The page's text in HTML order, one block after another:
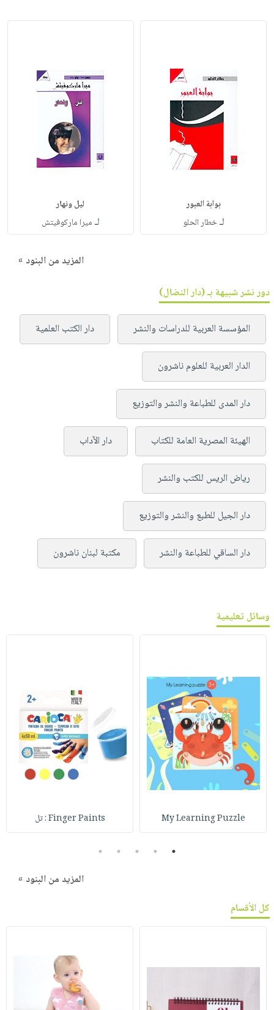
بوابة العبور
لـخطار الحلو
ليل ونهار
لـ ميرا ماركوفيتش
المزيد من البنود »
دور نشر شبيهة بـ (دار النضال)
المؤسسة العربية للدراسات والنشر دار الكتب العلمية
الدار العربية للعلوم ناشرون
دار المدى للطباعة والنشر والتوزيع
الهيئة المصرية العامة للكتاب دار الآداب
رياض الريس للكتب والنشر
دار الجيل للطبع والنشر والتوزيع
دار الساقي للطباعة والنشر مكتبة لبنان ناشرون
وسائل تعليمية
My Learning Puzzle Finger Paints : تل
1
2
3
4
5
المزيد من البنود »
كل الأقسام